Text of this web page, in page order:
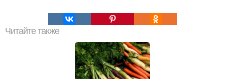
Читайте также